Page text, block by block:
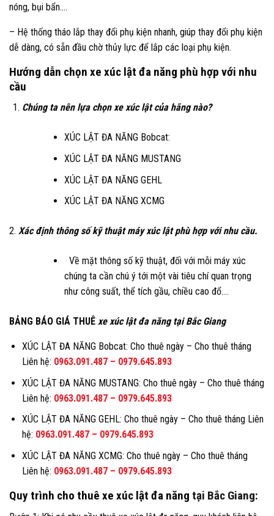
nóng, bụi bẩn….
– Hệ thống tháo lắp thay đổi phụ kiện nhanh, giúp thay đổi phụ kiện
dễ dàng, có sẵn đầu chờ thủy lực để lắp các loại phụ kiện.
Hướng dẫn chọn xe xúc lật đa năng phù hợp với nhu
cầu
Chúng ta nên lựa chọn xe xúc lật của hãng nào?
XÚC LẬT ĐA NĂNG Bobcat:
XÚC LẬT ĐA NĂNG MUSTANG
XÚC LẬT ĐA NĂNG GEHL
XÚC LẬT ĐA NĂNG XCMG
2. Xác định thông số kỹ thuật máy xúc lật phù hợp với nhu cầu.
Về mặt thông số kỹ thuật, đối với mỗi máy xúc
chúng ta cần chú ý tới một vài tiêu chí quan trọng
như công suất, thể tích gầu, chiều cao đổ….
BẢNG BÁO GIÁ THUÊ xe xúc lật đa năng tại Bắc Giang
XÚC LẬT ĐA NĂNG Bobcat: Cho thuê ngày – Cho thuê tháng
Liên hệ: 0963.091.487– 0979.645.893
XÚC LẬT ĐA NĂNG MUSTANG: Cho thuê ngày – Cho thuê tháng
Liên hệ: 0963.091.487– 0979.645.893
XÚC LẬT ĐA NĂNG GEHL: Cho thuê ngày – Cho thuê tháng Liên
hệ: 0963.091.487– 0979.645.893
XÚC LẬT ĐA NĂNG XCMG: Cho thuê ngày – Cho thuê tháng
Liên hệ: 0963.091.487– 0979.645.893
Quy trình cho thuê xe xúc lật đa năng tại Bắc Giang: